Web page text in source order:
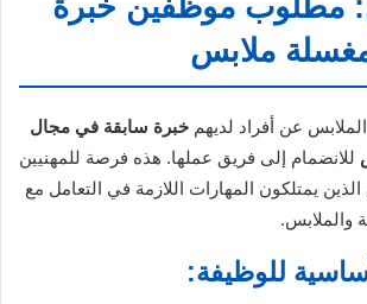
مطلوب موظفين خبرة
ملابس
عن أفراد لديهم خبرة سابقة في مجال
للانضمام إلى فريق عملها. هذه فرصة للمهنيين
الذين يمتلكون المهارات اللازمة في التعامل مع
والملابس.
للوظيفة: